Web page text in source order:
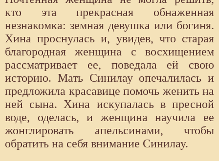
кто эта прекрасная обнаженная
незнакомка: земная девушка или богиня.
Хина проснулась и, увидев, что старая
благородная женщина с восхищением
рассматривает ее, поведала ей свою
историю. Мать Синилау опечалилась и
предложила красавице помочь женить на
ней сына. Хина искупалась в пресной
воде, оделась, и женщина научила ее
жонглировать апельсинами, чтобы
обратить на себя внимание Синилау.